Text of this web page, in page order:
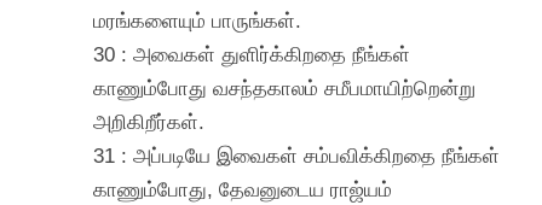
மரங்களையும் பாருங்கள்.
30 : அவைகள் துளிர்க்கிறதை நீங்கள்
காணும்போது வசந்தகாலம் சமீபமாயிற்றென்று
அறிகிறீர்கள்.
31 : அப்படியே இவைகள் சம்பவிக்கிறதை நீங்கள்
காணும்போது, தேவனுடைய ராஜ்யம்